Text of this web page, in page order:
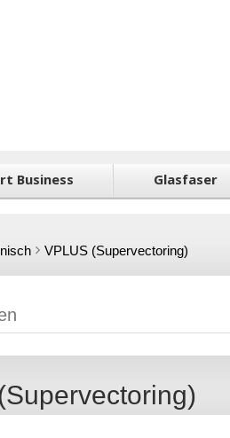
Business Glasfaser
VPLUS (Supervectoring)